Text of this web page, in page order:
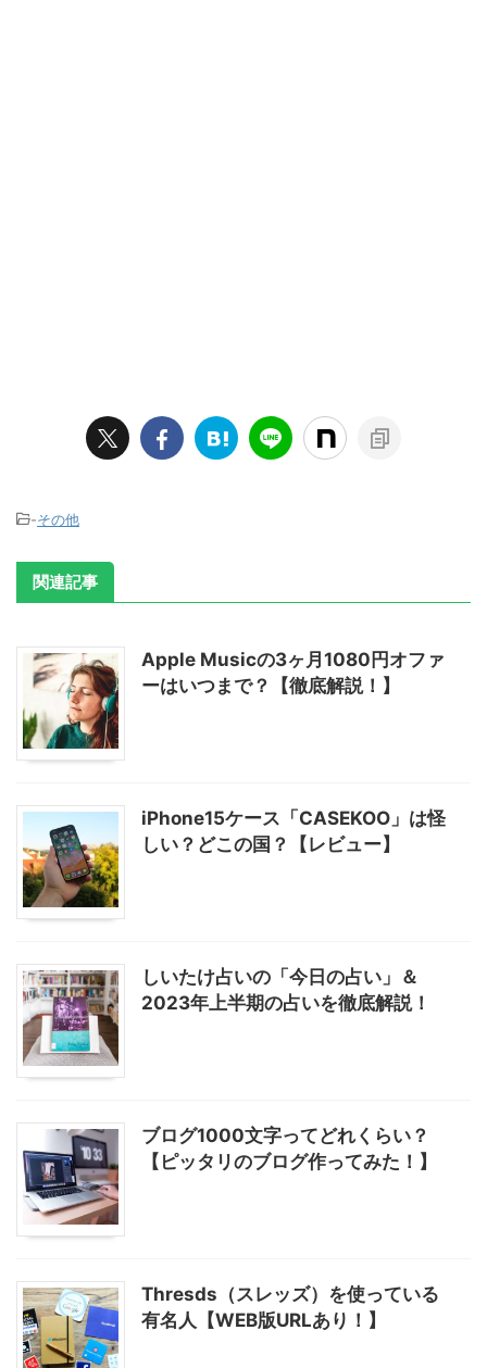
-その他
関連記事
Apple Musicの3ヶ月1080円オファ
ーはいつまで？【徹底解説！】
iPhone15ケース「CASEKOO」は怪
しい？どこの国？【レビュー】
しいたけ占いの「今日の占い」＆
2023年上半期の占いを徹底解説！
ブログ1000文字ってどれくらい？
【ピッタリのブログ作ってみた！】
Thresds（スレッズ）を使っている
有名人【WEB版URLあり！】